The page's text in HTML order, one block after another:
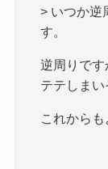
> いつか逆
す。
逆周りで
テテしま
これからも